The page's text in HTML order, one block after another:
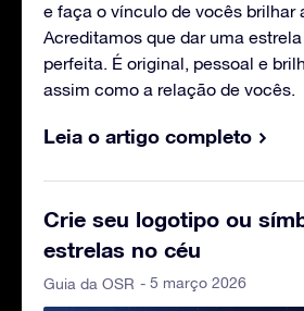
e faça o vínculo de vocês brilhar
Acreditamos que dar uma
perfeita. É original, pessoal e
assim como a relação de vocês.
Leia o artigo completo
Crie seu logotipo ou
estrelas no céu
Guia da OSR - 5 março 2026